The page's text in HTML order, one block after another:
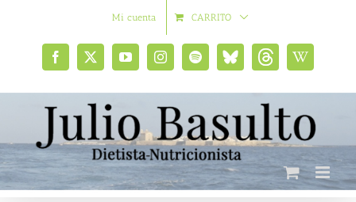
Mi cuenta CARRITO
Facebook
X YouTubeInstagramSpotifyBluesky
social
ThreadsWikipedia